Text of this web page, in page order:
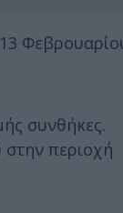
συνθήκες.
περιοχή